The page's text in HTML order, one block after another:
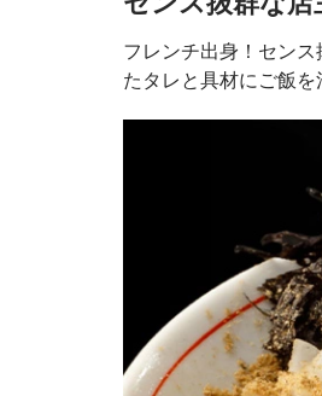
フレンチ出身！セン
たタレと具材にご飯